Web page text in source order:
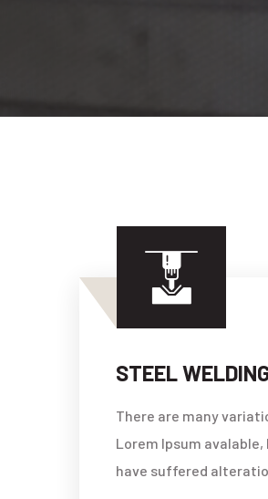
METAL
There are many
Lorem Ipsum
have suffered